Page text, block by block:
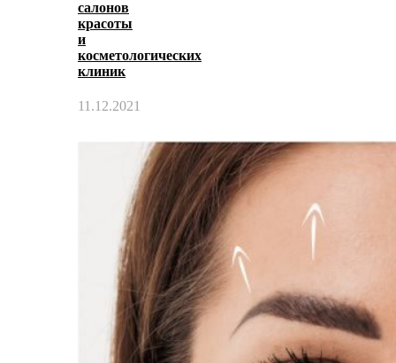
салонов
красоты
и
косметологических
клиник
11.12.2021